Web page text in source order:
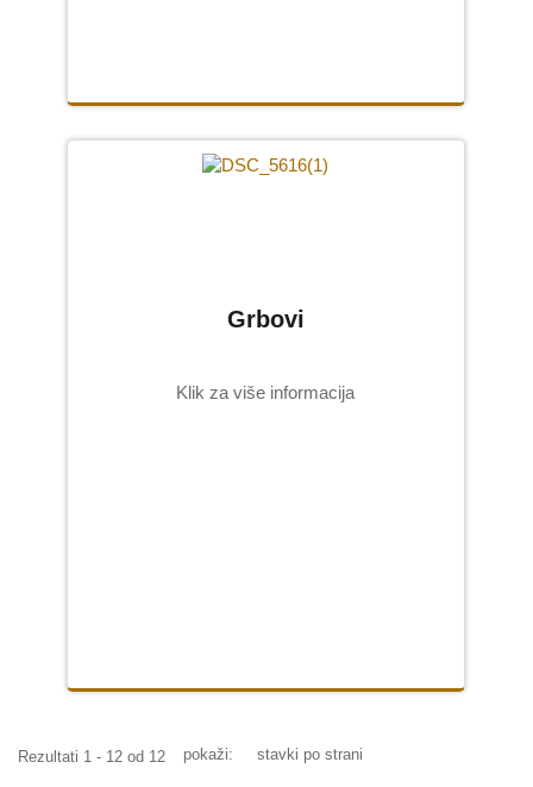
Grbovi
Klik za više informacija
Rezultati 1 - 12 od 12 pokaži: stavki po strani